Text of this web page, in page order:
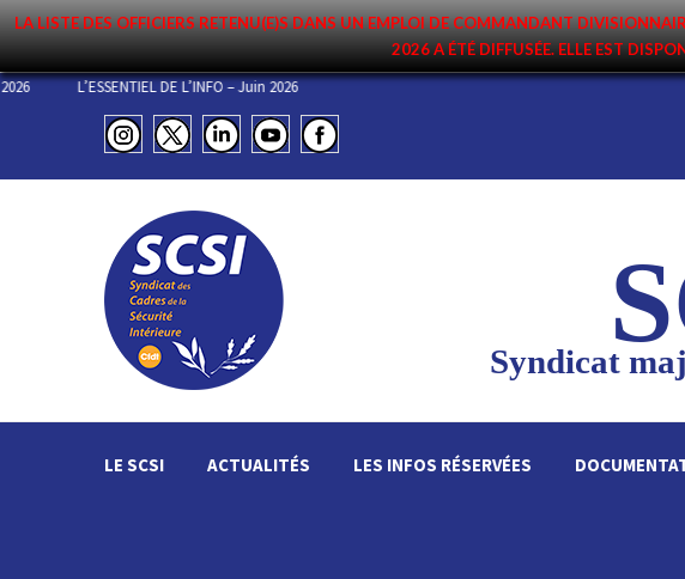
LA LISTE DES OFFICIERS RETENU(E)S DANS UN EMPLOI DE COMMANDANT
2026 A ÉTÉ DIFFUSÉE. ELLE EST
DU 3 JUILLET 2026 L’ESSENTIEL DE L’INFO – Juin 2026
Syndicat
LE SCSI ACTUALITÉS LES INFOS RÉSERVÉES